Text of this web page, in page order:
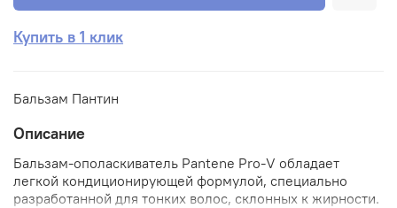
Купить в 1 клик
Бальзам Пантин
Описание
Бальзам-ополаскиватель Pantene Pro-V обладает
легкой кондиционирующей формулой, специально
разработанной для тонких волос, склонных к жирности.